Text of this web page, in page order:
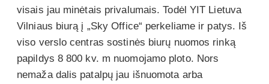
visais jau minėtais privalumais. Todėl YIT Lietuva
Vilniaus biurą į „Sky Office“ perkeliame ir patys. Iš
viso verslo centras sostinės biurų nuomos rinką
papildys 8 800 kv. m nuomojamo ploto. Nors
nemaža dalis patalpų jau išnuomota arba